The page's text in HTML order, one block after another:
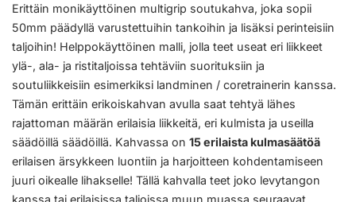
Erittäin monikäyttöinen multigrip soutukahva, joka sopii
50mm päädyllä varustettuihin tankoihin ja lisäksi perinteisiin
taljoihin! Helppokäyttöinen malli, jolla teet useat eri liikkeet
ylä-, ala- ja ristitaljoissa tehtäviin suorituksiin ja
soutuliikkeisiin esimerkiksi landminen / coretrainerin kanssa.
Tämän erittäin erikoiskahvan avulla saat tehtyä lähes
rajattoman määrän erilaisia liikkeitä, eri kulmista ja useilla
säädöillä säädöillä. Kahvassa on 15 erilaista kulmasäätöä
erilaisen ärsykkeen luontiin ja harjoitteen kohdentamiseen
juuri oikealle lihakselle! Tällä kahvalla teet joko levytangon
kanssa tai erilaisissa taljoissa muun muassa seuraavat